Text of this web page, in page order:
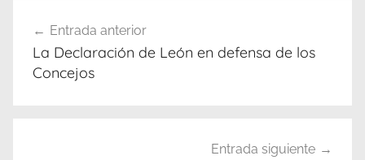
de
entradas
Entrada anterior
La Declaración de León en defensa de los
Concejos
Entrada siguiente